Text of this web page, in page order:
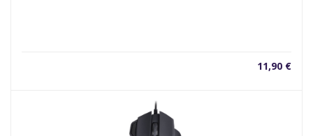
11,90 €